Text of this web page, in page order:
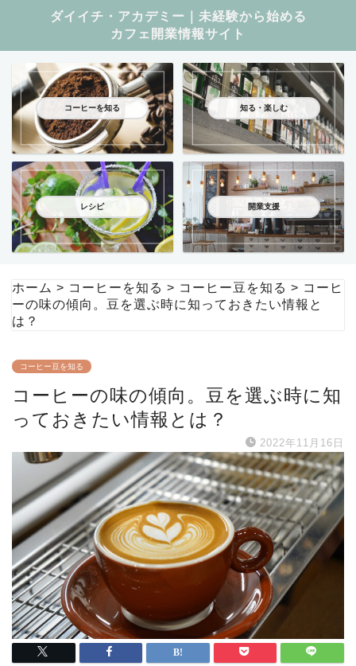
ダイイチ・アカデミー｜未経験から始める
カフェ開業情報サイト
コーヒーを知る 知る・楽しむ
レシピ 開業支援
ホーム > コーヒーを知る > コーヒー豆を知る > コーヒ
ーの味の傾向。豆を選ぶ時に知っておきたい情報と
は？
コーヒー豆を知る
コーヒーの味の傾向。豆を選ぶ時に知
っておきたい情報とは？
2022年11月16日